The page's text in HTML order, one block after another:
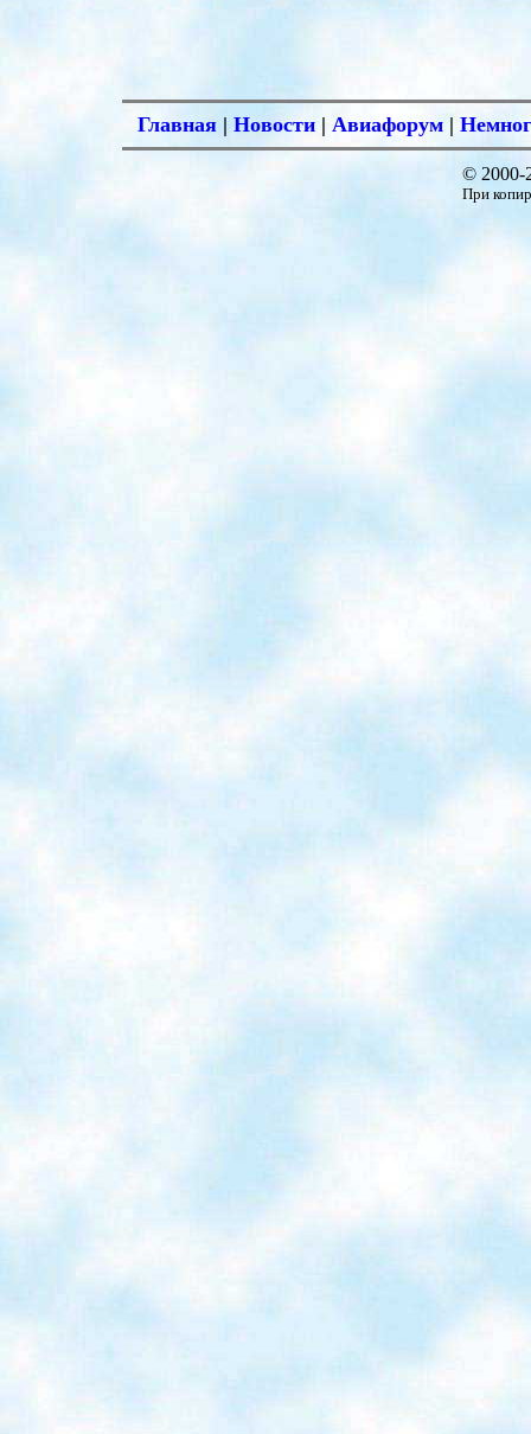
Главная | Новости | Авиафорум |
© 2000-
При